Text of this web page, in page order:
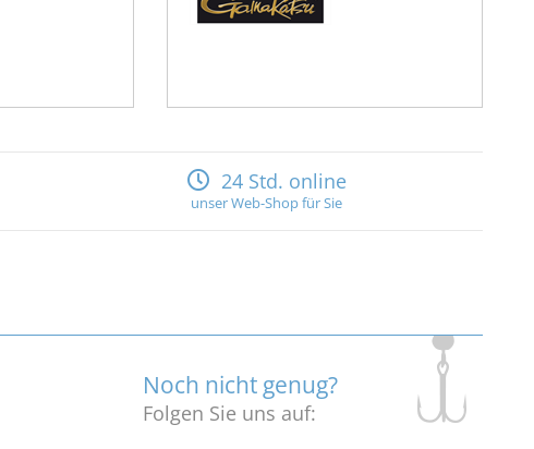
24 Std. online
unser Web-Shop für Sie
Noch nicht genug?
Folgen Sie uns auf: